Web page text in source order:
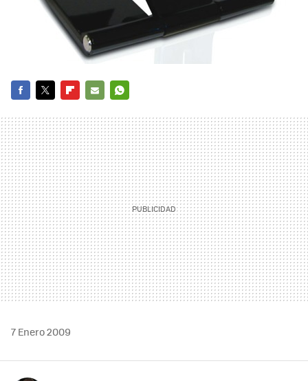
MAIL
7 Enero 2009